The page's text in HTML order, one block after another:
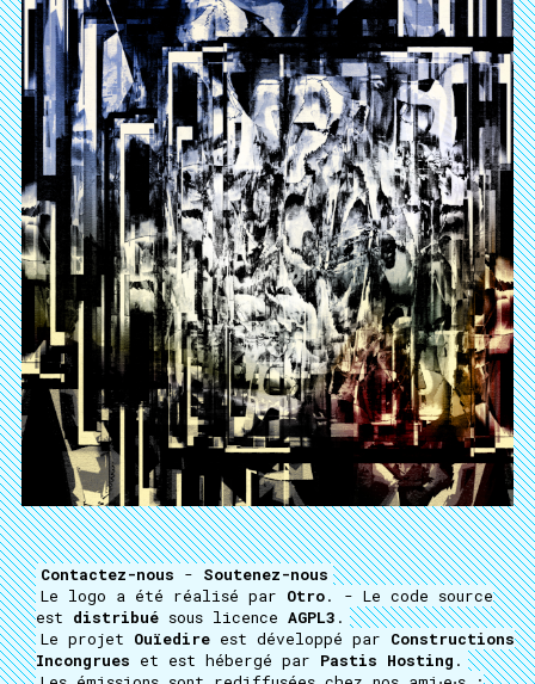
Contactez-nous - Soutenez-nous
Le logo a été réalisé par Otro. - Le code source
est distribué sous licence AGPL3 .
Le projet Ouïedire est développé par Constructions
Incongrues et est hébergé par Pastis Hosting .